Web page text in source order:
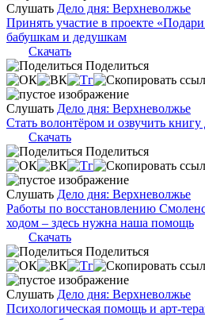
Слушать Дело дня: Верхневолжье
Принять участие в проекте
бабушкам и дедушкам
Скачать
Поделиться
Слушать Дело дня: Верхневолжье
Стать волонтёром и озвучить
Скачать
Поделиться
Слушать Дело дня: Верхневолжье
Работы по восстановлению
ходом – здесь нужна наша помощь
Скачать
Поделиться
Слушать Дело дня: Верхневолжье
Психологическая помощь и арт-